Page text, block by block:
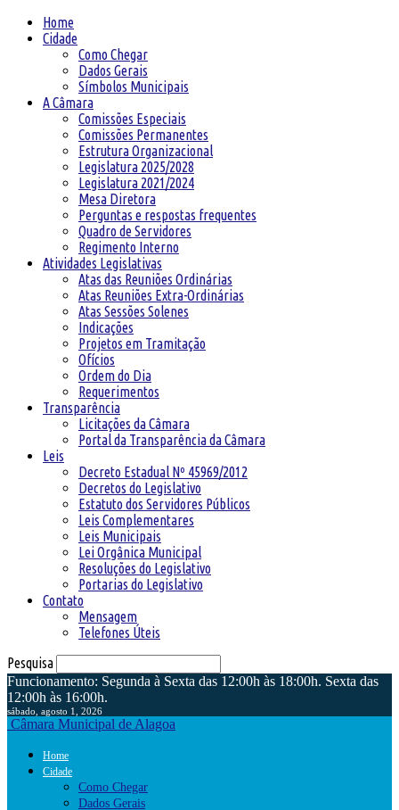
Home
Cidade
Como Chegar
Dados Gerais
Símbolos Municipais
A Câmara
Comissões Especiais
Comissões Permanentes
Estrutura Organizacional
Legislatura 2025/2028
Legislatura 2021/2024
Mesa Diretora
Perguntas e respostas frequentes
Quadro de Servidores
Regimento Interno
Atividades Legislativas
Atas das Reuniões Ordinárias
Atas Reuniões Extra-Ordinárias
Atas Sessões Solenes
Indicações
Projetos em Tramitação
Ofícios
Ordem do Dia
Requerimentos
Transparência
Licitações da Câmara
Portal da Transparência da Câmara
Leis
Decreto Estadual Nº 45969/2012
Decretos do Legislativo
Estatuto dos Servidores Públicos
Leis Complementares
Leis Municipais
Lei Orgânica Municipal
Resoluções do Legislativo
Portarias do Legislativo
Contato
Mensagem
Telefones Úteis
Pesquisa
Funcionamento: Segunda à Sexta das 12:00h às 18:00h. Sexta das
12:00h às 16:00h.
sábado, agosto 1, 2026
Câmara Municipal de Alagoa
Home
Cidade
Como Chegar
Dados Gerais